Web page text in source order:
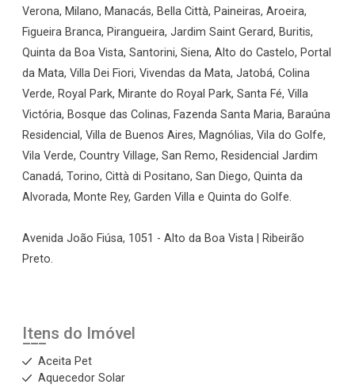
Verona, Milano, Manacás, Bella Città, Paineiras, Aroeira,
Figueira Branca, Pirangueira, Jardim Saint Gerard, Buritis,
Quinta da Boa Vista, Santorini, Siena, Alto do Castelo, Portal
da Mata, Villa Dei Fiori, Vivendas da Mata, Jatobá, Colina
Verde, Royal Park, Mirante do Royal Park, Santa Fé, Villa
Victória, Bosque das Colinas, Fazenda Santa Maria, Baraúna
Residencial, Villa de Buenos Aires, Magnólias, Vila do Golfe,
Vila Verde, Country Village, San Remo, Residencial Jardim
Canadá, Torino, Città di Positano, San Diego, Quinta da
Alvorada, Monte Rey, Garden Villa e Quinta do Golfe.
Avenida João Fiúsa, 1051 - Alto da Boa Vista | Ribeirão
Preto.
Itens do Imóvel
Aceita Pet
Aquecedor Solar